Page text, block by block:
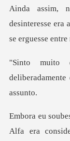
desinteresse era